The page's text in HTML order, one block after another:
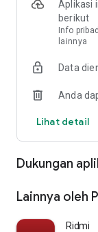
Dengan
menyenangkan.
Aplikasi
berikut
Info
lainnya
Data
Anda
Lihat detail
Dukungan
Lainnya oleh
Ridmi